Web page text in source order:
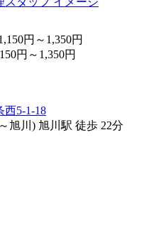
円～1,350円
円～1,350円
西5-1-18
旭川) 旭川駅 徒歩 22分